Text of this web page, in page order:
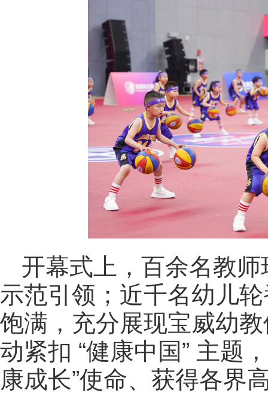
开幕式上，百余名教
示范引领；近千名幼儿
饱满，充分展现宝威幼
动紧扣 “健康中国” 主题
康成长”使命、获得各界